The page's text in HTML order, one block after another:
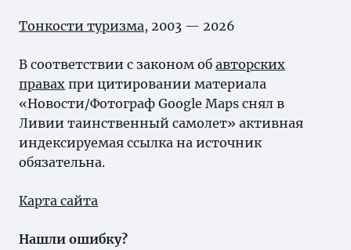
Тонкости туризма, 2003 — 2026
В соответствии с законом об авторских
правах при цитировании материала
«Новости/Фотограф Google Maps снял в
Ливии таинственный самолет» активная
индексируемая ссылка на источник
обязательна.
Карта сайта
Нашли ошибку?